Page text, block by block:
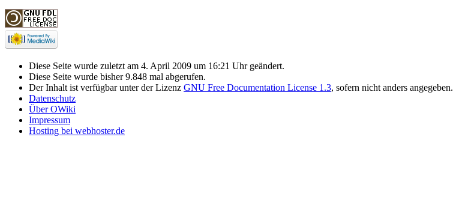
Diese Seite wurde zuletzt am 4. April 2009 um 16:21 Uhr geändert.
Diese Seite wurde bisher 9.848 mal abgerufen.
Der Inhalt ist verfügbar unter der Lizenz GNU Free Documentation License 1.3, sofern nicht anders angegeben.
Datenschutz
Über OWiki
Impressum
Hosting bei webhoster.de